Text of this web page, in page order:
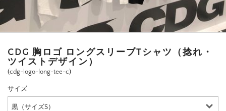
CDG 胸ロゴ ロングスリーブTシャツ（捻れ・
ツイストデザイン）
(cdg-logo-long-tee-c)
サイズ